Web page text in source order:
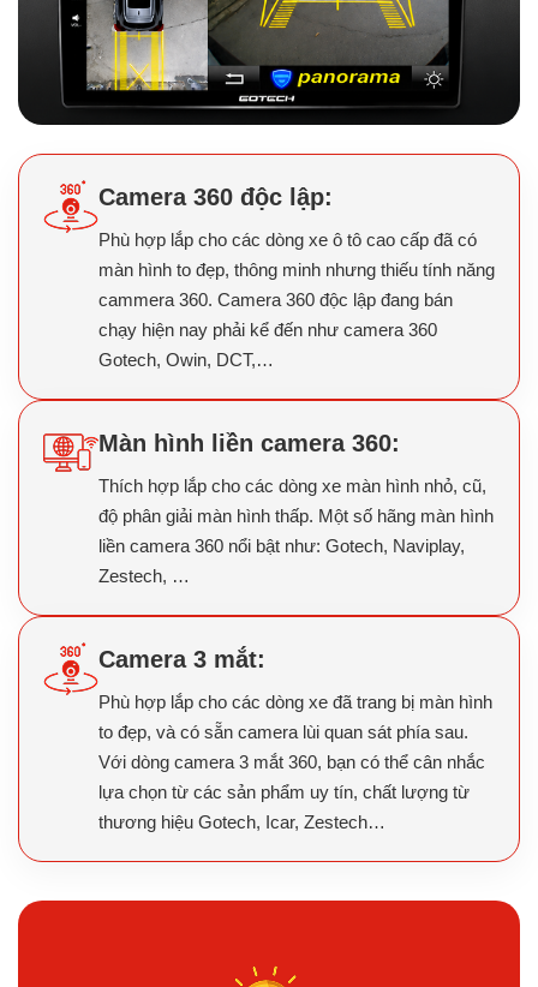
Camera 360 độc lập:
Phù hợp lắp cho các dòng xe ô tô cao cấp đã có
màn hình to đẹp, thông minh nhưng thiếu tính năng
cammera 360. Camera 360 độc lập đang bán
chạy hiện nay phải kể đến như camera 360
Gotech, Owin, DCT,…
Màn hình liền camera 360:
Thích hợp lắp cho các dòng xe màn hình nhỏ, cũ,
độ phân giải màn hình thấp. Một số hãng màn hình
liền camera 360 nổi bật như: Gotech, Naviplay,
Zestech, …
Camera 3 mắt:
Phù hợp lắp cho các dòng xe đã trang bị màn hình
to đẹp, và có sẵn camera lùi quan sát phía sau.
Với dòng camera 3 mắt 360, bạn có thể cân nhắc
lựa chọn từ các sản phẩm uy tín, chất lượng từ
thương hiệu Gotech, Icar, Zestech…